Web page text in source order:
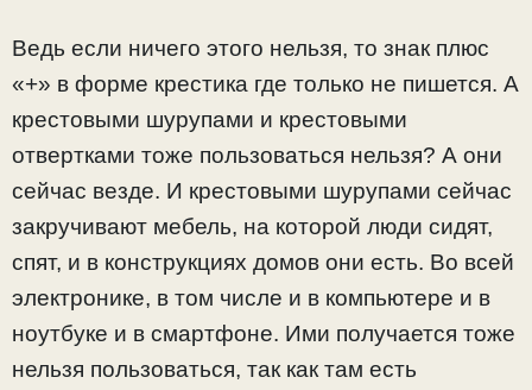
Ведь если ничего этого нельзя, то знак плюс
«+» в форме крестика где только не пишется. А
крестовыми шурупами и крестовыми
отвертками тоже пользоваться нельзя? А они
сейчас везде. И крестовыми шурупами сейчас
закручивают мебель, на которой люди сидят,
спят, и в конструкциях домов они есть. Во всей
электронике, в том числе и в компьютере и в
ноутбуке и в смартфоне. Ими получается тоже
нельзя пользоваться, так как там есть